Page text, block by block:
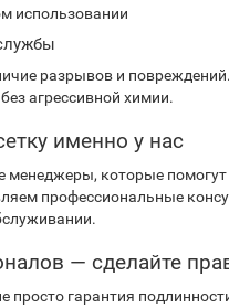
использовании
разрывов и
агрессивной химии.
именно у нас
менеджеры, которые
профессиональные
— сделайте
просто гарантия